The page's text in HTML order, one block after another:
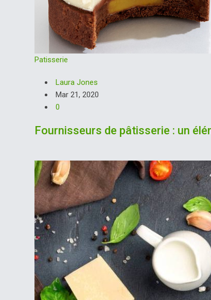
Patisserie
Laura Jones
Mar 21, 2020
0
Fournisseurs de pâtisserie : un